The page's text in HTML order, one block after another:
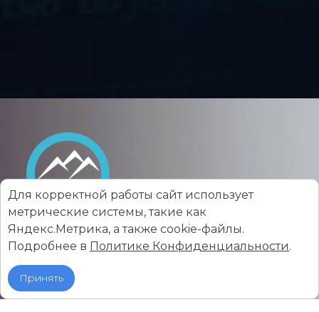
О компании
Услуги
Карьера у нас
Вакансии
Контакты
Для корректной работы сайт использует
метрические системы, такие как
Яндекс.Метрика, а также cookie-файлы.
Подробнее в Политике Конфиденциальности.
Принять